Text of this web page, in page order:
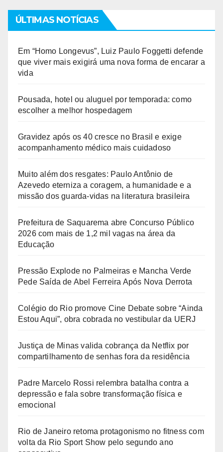
ÚLTIMAS NOTÍCIAS
Em “Homo Longevus”, Luiz Paulo Foggetti defende
que viver mais exigirá uma nova forma de encarar a
vida
Pousada, hotel ou aluguel por temporada: como
escolher a melhor hospedagem
Gravidez após os 40 cresce no Brasil e exige
acompanhamento médico mais cuidadoso
Muito além dos resgates: Paulo Antônio de
Azevedo eterniza a coragem, a humanidade e a
missão dos guarda-vidas na literatura brasileira
Prefeitura de Saquarema abre Concurso Público
2026 com mais de 1,2 mil vagas na área da
Educação
Pressão Explode no Palmeiras e Mancha Verde
Pede Saída de Abel Ferreira Após Nova Derrota
Colégio do Rio promove Cine Debate sobre “Ainda
Estou Aqui”, obra cobrada no vestibular da UERJ
Justiça de Minas valida cobrança da Netflix por
compartilhamento de senhas fora da residência
Padre Marcelo Rossi relembra batalha contra a
depressão e fala sobre transformação física e
emocional
Rio de Janeiro retoma protagonismo no fitness com
volta da Rio Sport Show pelo segundo ano